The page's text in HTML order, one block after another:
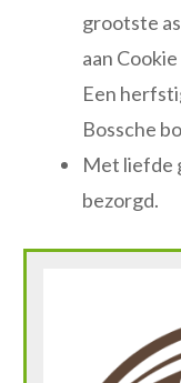
grootste
aan
Een
Bossche
Met liefde
bezorgd.